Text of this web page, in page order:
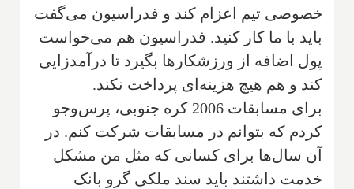
خصوصی تیم اعزام کند و فدراسیون می‌گفت
باید با ما کار کنید. فدراسیون هم می‌خواست
پول اضافه از ورزشکارها بگیرد تا درآمد‌زایی
کند و هم هیچ هزینه‌ای پرداخت نکند.‌
‌برای مسابقات 2006 کره جنوبی، پرس‌و‌جو
کردم که بتوانم در مسابقات شرکت کنم. در
آن سال‌ها برای کسانی که مثل من مشکل
خدمت داشتند باید سند ملکی گرو بانک